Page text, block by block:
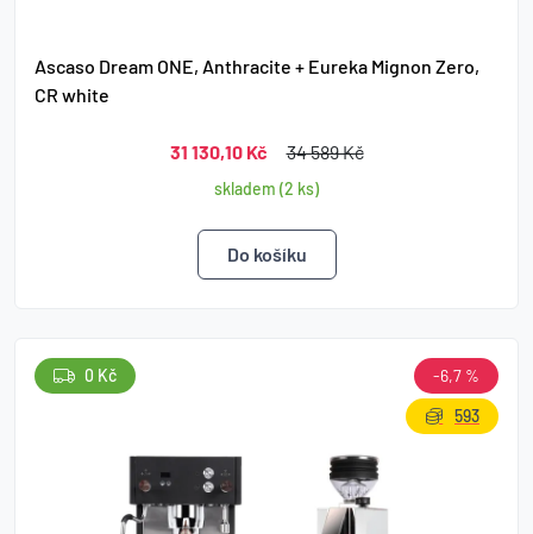
Ascaso Dream ONE, Anthracite + Eureka Mignon Zero,
CR white
31 130,10 Kč 34 589 Kč
skladem (2 ks)
0 Kč
-6,7 %
593